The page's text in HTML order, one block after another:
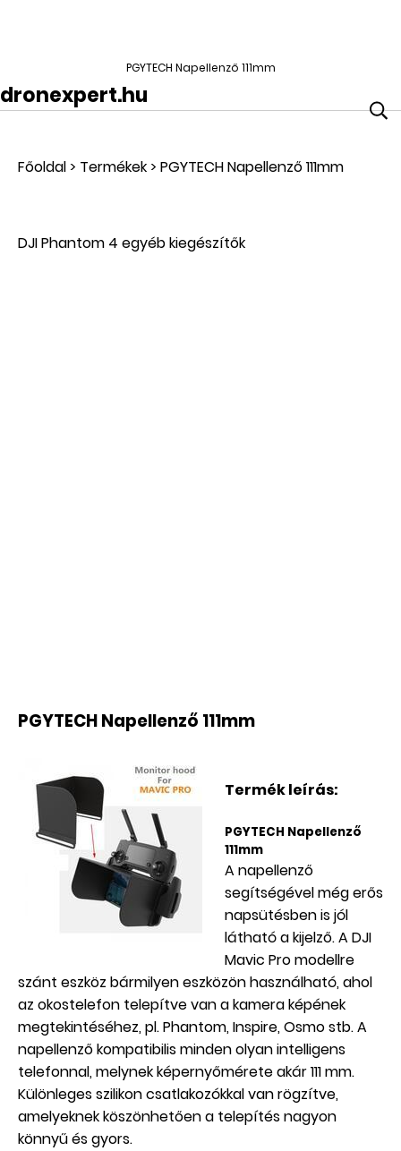
PGYTECH Napellenző 111mm
dronexpert.hu
Főoldal> Termékek> PGYTECH Napellenző 111mm
DJI Phantom 4 egyéb kiegészítők
PGYTECH Napellenző 111mm
Termék leírás:
PGYTECH Napellenző
111mm
A napellenző
segítségével még erős
napsütésben is jól
látható a kijelző. A DJI
Mavic Pro modellre
szánt eszköz bármilyen eszközön használható, ahol
az okostelefon telepítve van a kamera képének
megtekintéséhez, pl. Phantom, Inspire, Osmo stb. A
napellenző kompatibilis minden olyan intelligens
telefonnal, melynek képernyőmérete akár 111 mm.
Különleges szilikon csatlakozókkal van rögzítve,
amelyeknek köszönhetően a telepítés nagyon
könnyű és gyors.